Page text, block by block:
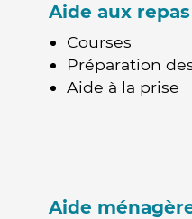
Aide aux repas
Courses
Préparation
Aide à la prise
Aide